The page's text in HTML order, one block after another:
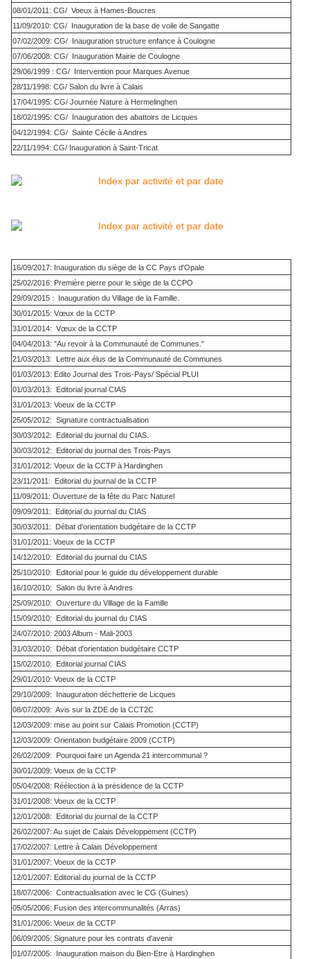
08/01/2011: CG/ Voeux à Hames-Boucres
11/09/2010: CG/ Inauguration de la base de voile de Sangatte
07/02/2009: CG/ Inauguration structure enfance à Coulogne
07/06/2008: CG/ Inauguration Mairie de Coulogne
29/06/1999 : CG/ Intervention pour Marques Avenue
28/11/1998: CG/ Salon du livre à Calais
17/04/1995: CG/ Journée Nature à Hermelinghen
18/02/1995: CG/ Inauguration des abattoirs de Licques
04/12/1994: CG/ Sainte Cécile à Andres
22/11/1994: CG/ Inauguration à Saint-Tricat
16/09/2017: Inauguration du siège de la CC Pays d'Opale
25/02/2016: Première pierre pour le siège de la CCPO
29/09/2015 : Inauguration du Village de la Famille.
30/01/2015: Vœux de la CCTP
31/01/2014: Vœux de la CCTP
04/04/2013: "Au revoir à la Communauté de Communes."
21/03/2013: Lettre aux élus de la Communauté de Communes
01/03/2013: Edito Journal des Trois-Pays/ Spécial PLUI
01/03/2013: Editorial journal CIAS
31/01/2013: Voeux de la CCTP
25/05/2012: Signature contractualisation
30/03/2012: Editorial du journal du CIAS.
30/03/2012: Editorial du journal des Trois-Pays
31/01/2012: Voeux de la CCTP à Hardinghen
23/11/2011: Editorial du journal de la CCTP
11/09/2011: Ouverture de la fête du Parc Naturel
09/09/2011: Editorial du journal du CIAS
30/03/2011: Débat d'orientation budgétaire de la CCTP
31/01/2011: Voeux de la CCTP
14/12/2010: Editorial du journal du CIAS
25/10/2010: Editorial pour le guide du développement durable
16/10/2010: Salon du livre à Andres
25/09/2010: Ouverture du Village de la Famille
15/09/2010: Editorial du journal du CIAS
24/07/2010: 2003 Album - Mali-2003
31/03/2010: Débat d'orientation budgètaire CCTP
15/02/2010: Editorial journal CIAS
29/01/2010: Voeux de la CCTP
29/10/2009: Inauguration déchetterie de Licques
08/07/2009: Avis sur la ZDE de la CCT2C
12/03/2009: mise au point sur Calais Promotion (CCTP)
12/03/2009: Orientation budgétaire 2009 (CCTP)
26/02/2009: Pourquoi faire un Agenda 21 intercommunal ?
30/01/2009: Voeux de la CCTP
05/04/2008: Réélection à la présidence de la CCTP
31/01/2008: Voeux de la CCTP
12/01/2008: Editorial du journal de la CCTP
26/02/2007: Au sujet de Calais Développement (CCTP)
17/02/2007: Lettre à Calais Développement
31/01/2007: Voeux de la CCTP
12/01/2007: Editorial du journal de la CCTP
18/07/2006: Contractualisation avec le CG (Guines)
05/05/2006: Fusion des intercommunalités (Arras)
31/01/2006: Voeux de la CCTP
06/09/2005: Signature pour les contrats d'avenir
01/07/2005: Inauguration maison du Bien-Etre à Hardinghen